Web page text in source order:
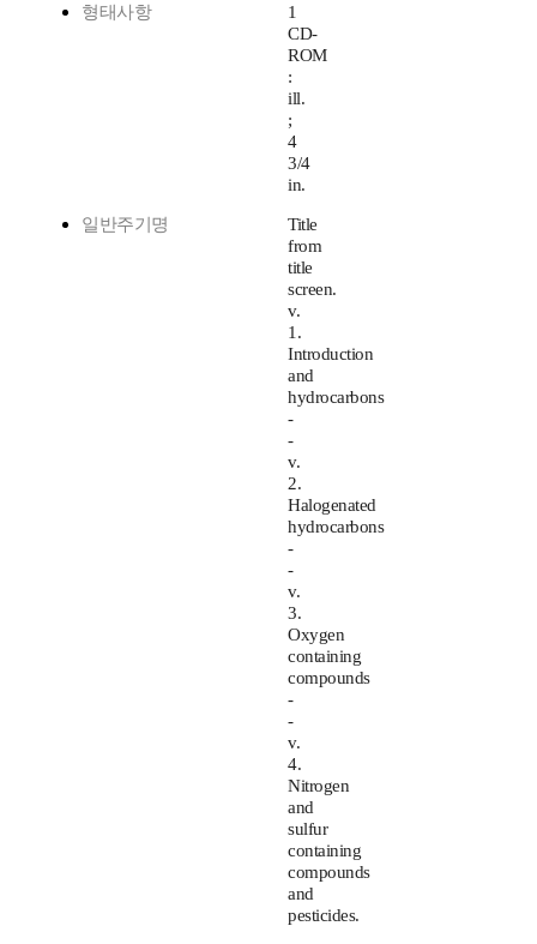
형태사항
1
CD-
ROM
:
ill.
;
4
3/4
in.
일반주기명
Title
from
title
screen.
v.
1.
Introduction
and
hydrocarbons
-
-
v.
2.
Halogenated
hydrocarbons
-
-
v.
3.
Oxygen
containing
compounds
-
-
v.
4.
Nitrogen
and
sulfur
containing
compounds
and
pesticides.